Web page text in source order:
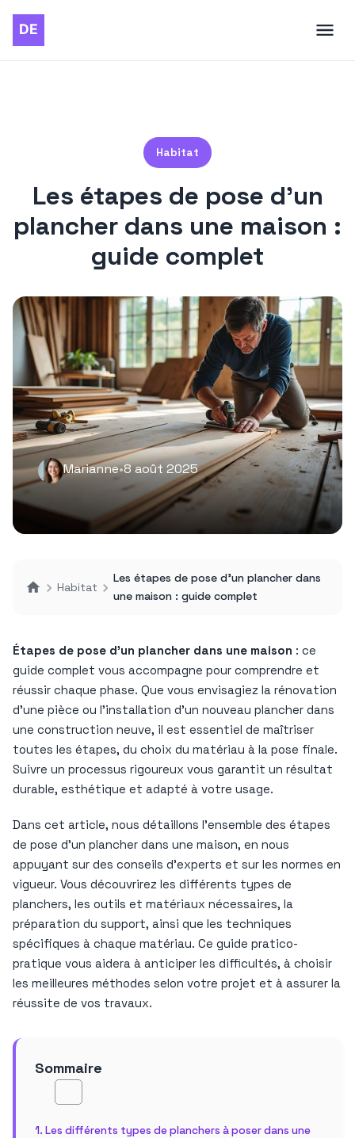
Habitat
Les étapes de pose d’un
plancher dans une maison :
guide complet
Marianne•8 août 2025
Habitat
Les étapes de pose d’un plancher dans
une maison : guide complet
Étapes de pose d’un plancher dans une maison : ce
guide complet vous accompagne pour comprendre et
réussir chaque phase. Que vous envisagiez la rénovation
d’une pièce ou l’installation d’un nouveau plancher dans
une construction neuve, il est essentiel de maîtriser
toutes les étapes, du choix du matériau à la pose finale.
Suivre un processus rigoureux vous garantit un résultat
durable, esthétique et adapté à votre usage.
Dans cet article, nous détaillons l’ensemble des étapes
de pose d’un plancher dans une maison, en nous
appuyant sur des conseils d’experts et sur les normes en
vigueur. Vous découvrirez les différents types de
planchers, les outils et matériaux nécessaires, la
préparation du support, ainsi que les techniques
spécifiques à chaque matériau. Ce guide pratico-
pratique vous aidera à anticiper les difficultés, à choisir
les meilleures méthodes selon votre projet et à assurer la
réussite de vos travaux.
Sommaire
Les différents types de planchers à poser dans une